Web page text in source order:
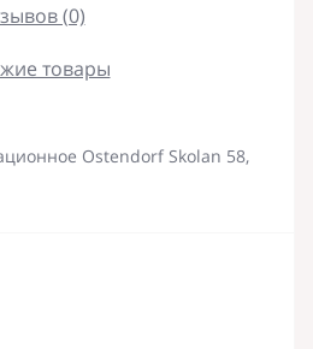
(0)
товары
Ostendorf Skolan 58,